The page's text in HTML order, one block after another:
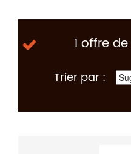
1 offre
Trier par :